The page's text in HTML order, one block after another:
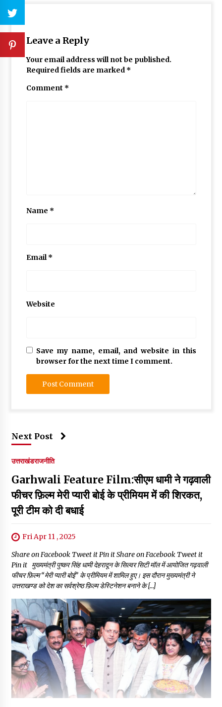
Leave a Reply
Your email address will not be published.
Required fields are marked *
Comment *
Name *
Email*
Website
Save my name, email, and website in this
browser for the next time I comment.
Next Post
उत्तराखंडराजनीति
Garhwali Feature Film:सीएम धामी ने गढ़वाली
फीचर फ़िल्म मेरी प्यारी बोई के प्रीमियम में की शिरकत,
पूरी टीम को दी बधाई
Fri Apr 11 , 2025
Share on Facebook Tweet it Pin it Share on Facebook Tweet it
Pin it मुख्यमंत्री पुष्कर सिंह धामी देहरादून के सिल्वर सिटी मॉल में आयोजित गढ़वाली
फीचर फ़िल्म “मेरी प्यारी बोई” के प्रीमियम में शामिल हुए। इस दौरान मुख्यमंत्री ने
उत्तराखण्ड को देश का सर्वश्रेष्ठ फ़िल्म डेस्टिनेशन बनाने के […]